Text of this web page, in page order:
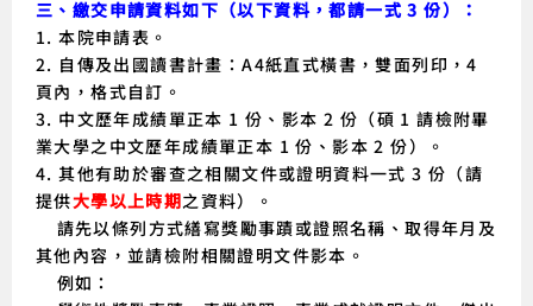
三、繳交申請資料如下（以下資料，都請一式 3 份）
：
1. 本院申請表。
2. 自傳及出國讀書計畫：A4紙直式橫書，雙面列印，4
頁內，格式自訂。
3. 中文歷年成績單正本 1 份、影本 2 份（碩 1 請檢附畢
業大學之中文歷年成績單正本 1 份、影本 2 份）。
4.其他有助於審查之相關文件或證明資料一式 3 份（請
提供大學以上時期之資料）。
請先以條列方式繕寫獎勵事蹟或證照名稱、取得年月及
其他內容，並請檢附相關證明文件影本。
例如：